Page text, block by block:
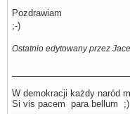
538000: (time:
546000: (time:
570000: (time:
594000: (time:
602000: (time:
610000: (time:
QAM_AUTO f =
Pozdrawiam
;-)
Ostatnio edytowany przez
W demokracji każdy naród
Si vis pacem para